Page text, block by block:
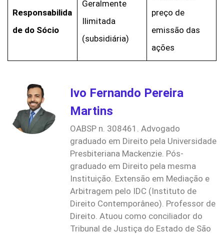
Responsabilida
de do Sócio
Geralmente
Ilimitada
(subsidiária)
preço de
emissão das
ações
Ivo Fernando Pereira
Martins
OABSP n. 308461. Advogado
graduado em Direito pela Universidade
Presbiteriana Mackenzie. Pós-
graduado em Direito pela mesma
Instituição. Extensão em Mediação e
Arbitragem pelo IDC (Instituto de
Direito Contemporâneo). Professor de
Direito. Atuou como conciliador do
Tribunal de Justiça do Estado de São